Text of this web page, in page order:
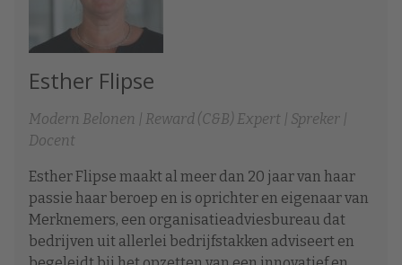
Esther Flipse
Modern Belonen | Reward (C&B) Expert | Spreker |
Docent
Esther Flipse maakt al meer dan 20 jaar van haar
passie haar beroep en is oprichter en eigenaar van
Merknemers, een organisatieadviesbureau dat
bedrijven uit allerlei bedrijfstakken adviseert en